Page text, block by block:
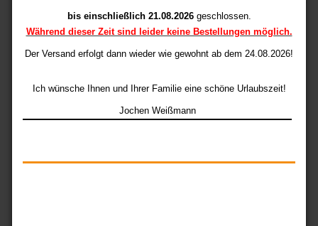
bis einschließlich 21.08.2026geschlossen.
Während dieser Zeit sind leider keine Bestellungen möglich.
Der Versand erfolgt dann wieder wie gewohnt ab dem 24.08.2026!
Ich wünsche Ihnen und Ihrer Familie eine schöne Urlaubszeit!
Jochen Weißmann